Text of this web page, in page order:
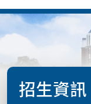
招生資訊